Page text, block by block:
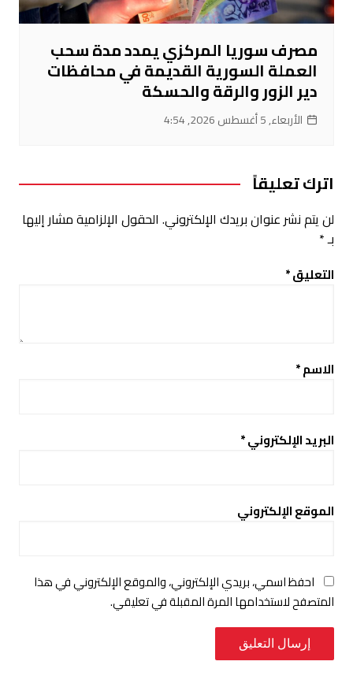
مصرف سوريا المركزي يمدد مدة سحب
العملة السورية القديمة في محافظات
دير الزور والرقة والحسكة
الأربعاء, 5 أغسطس 2026, 4:54
اترك تعليقاً
لن يتم نشر عنوان بريدك الإلكتروني. الحقول الإلزامية مشار إليها
بـ*
التعليق*
الاسم*
البريد الإلكتروني*
الموقع الإلكتروني
احفظ اسمي، بريدي الإلكتروني، والموقع الإلكتروني في هذا
المتصفح لاستخدامها المرة المقبلة في تعليقي.